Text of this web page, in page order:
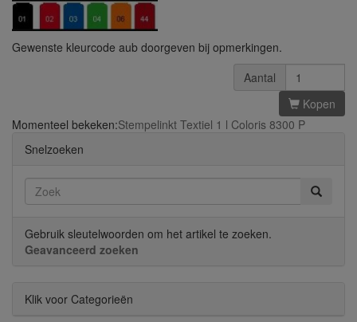
Gewenste kleurcode aub doorgeven bij opmerkingen.
Aantal
Kopen
Momenteel bekeken:Stempelinkt Textiel 1 l Coloris 8300 P
Snelzoeken
Gebruik sleutelwoorden om het artikel te zoeken.
Geavanceerd zoeken
Klik voor Categorieën